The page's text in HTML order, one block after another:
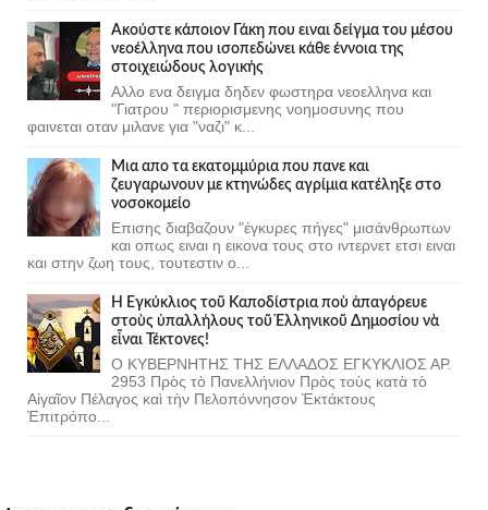
Ακούστε κάποιον Γάκη που ειναι δείγμα του μέσου
νεοέλληνα που ισοπεδώνει κάθε έννοια της
στοιχειώδους λογικής
Αλλο ενα δειγμα δηδεν φωστηρα νεοελληνα και
"Γιατρου " περιορισμενης νοημοσυνης που
φαινεται οταν μιλανε για "ναζι" κ...
Μια απο τα εκατομμύρια που πανε και
ζευγαρωνουν με κτηνώδες αγρίμια κατέληξε στο
νοσοκομείο
Επισης διαβαζουν "έγκυρες πήγες" μισάνθρωπων
και οπως ειναι η εικονα τους στο ιντερνετ ετσι ειναι
και στην ζωη τους, τουτεστιν ο...
Ἡ Ἐγκύκλιος τοῦ Καποδίστρια ποὺ ἀπαγόρευε
στοὺς ὑπαλλήλους τοῦ Ἑλληνικοῦ Δημοσίου νὰ
εἶναι Τέκτονες!
Ο ΚΥΒΕΡΝΗΤΗΣ ΤΗΣ ΕΛΛΑΔΟΣ ΕΓΚΥΚΛΙΟΣ ΑΡ.
2953 Πρὸς τὸ Πανελλήνιον Πρὸς τοὺς κατὰ τὸ
Αἰγαῖον Πέλαγος καὶ τὴν Πελοπόννησον Ἐκτάκτους
Ἐπιτρόπο...